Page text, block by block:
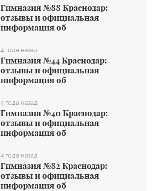
Гимназия №88 Краснодар:
отзывы и официальная
информация об
4 года назад
Гимназия №44 Краснодар:
отзывы и официальная
информация об
4 года назад
Гимназия №40 Краснодар:
отзывы и официальная
информация об
4 года назад
Гимназия №82 Краснодар:
отзывы и официальная
информация об